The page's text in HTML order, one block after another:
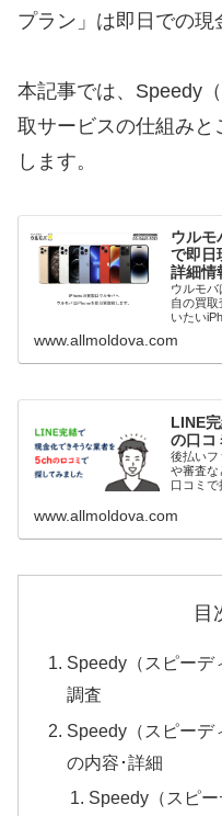
プラン」は即日での現
本記事では、Speedy
取サービスの仕組みと
します。
ウルモ
で即日
詳細情
ウルモバ
自の買
いたい
（最短20
www.allmoldova.com
LINE
の口コ
後払いフ
や審査な
口コミで
www.allmoldova.com
目
Speedy（スピーデ
調査
Speedy（スピーデ
の内容･詳細
Speedy（スピ